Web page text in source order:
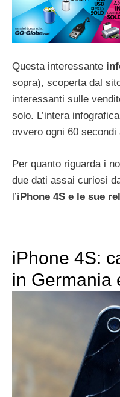
Questa interessante
sopra), scoperta dal
interessanti sulle
solo. L’intera infografica
ovvero ogni 60
Per quanto riguarda i
due dati assai curiosi
l’iPhone 4S e le sue
iPhone 4S:
in Germania